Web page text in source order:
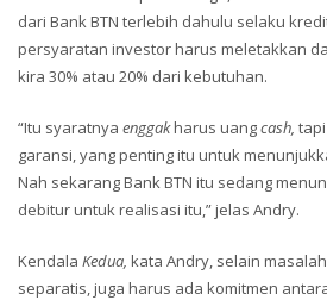
dari Bank BTN terlebih dahulu selaku
persyaratan investor harus meletakkan
kira 30% atau 20% dari kebutuhan.
“Itu syaratnya enggakharus uangcash,
garansi, yang penting itu untuk
Nah sekarang Bank BTN itu sedang
debitur untuk realisasi itu,” jelas Andry.
Kendala Kedua, kata Andry, selain
separatis, juga harus ada komitmen